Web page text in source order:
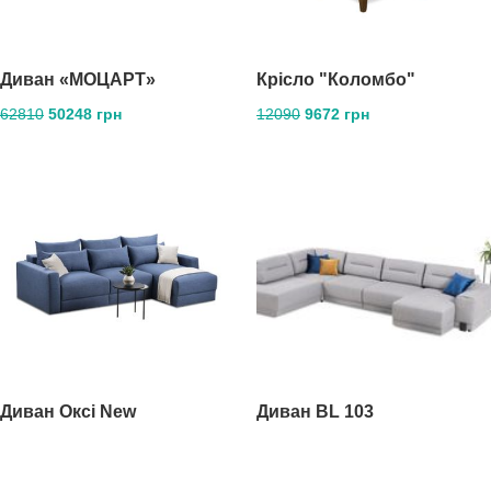
Диван «МОЦАРТ»
62810 50248 грн
Крісло "Коломбо"
12090 9672 грн
Диван Оксі New Диван BL 103